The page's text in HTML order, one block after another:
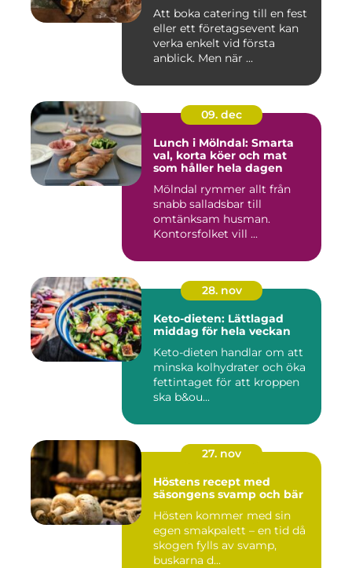
Att boka catering till en fest
eller ett företagsevent kan
verka enkelt vid första
anblick. Men när ...
09. dec
Lunch i Mölndal: Smarta
val, korta köer och mat
som håller hela dagen
Mölndal rymmer allt från
snabb salladsbar till
omtänksam husman.
Kontorsfolket vill ...
28. nov
Keto-dieten: Lättlagad
middag för hela veckan
Keto-dieten handlar om att
minska kolhydrater och öka
fettintaget för att kroppen
ska b&ou...
27. nov
Höstens recept med
säsongens svamp och bär
Hösten kommer med sin
egen smakpalett – en tid då
skogen fylls av svamp,
buskarna d...